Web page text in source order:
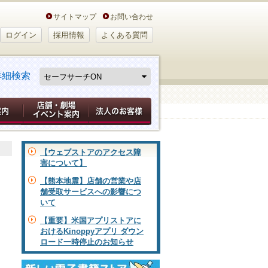
サイトマップ お問い合わせ
ログイン 採用情報 よくある質問
細検索
【ウェブストアのアクセス障
害について】
【熊本地震】店舗の営業や店
舗受取サービスへの影響につ
いて
【重要】米国アプリストアに
おけるKinoppyアプリ ダウン
ロード一時停止のお知らせ